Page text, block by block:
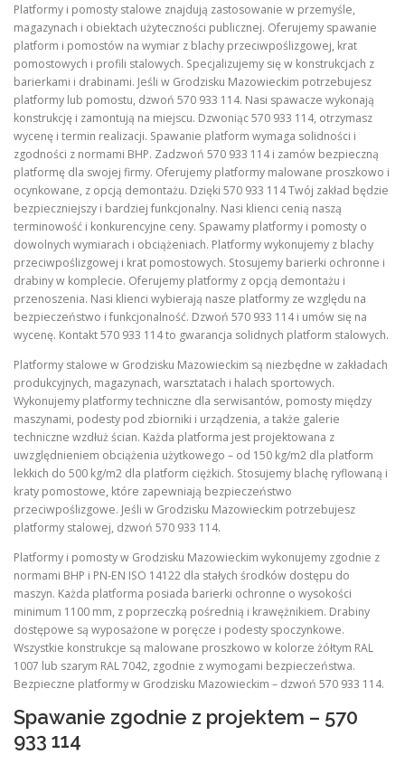
Platformy i pomosty stalowe znajdują zastosowanie w przemyśle,
magazynach i obiektach użyteczności publicznej. Oferujemy spawanie
platform i pomostów na wymiar z blachy przeciwpoślizgowej, krat
pomostowych i profili stalowych. Specjalizujemy się w konstrukcjach z
barierkami i drabinami. Jeśli w Grodzisku Mazowieckim potrzebujesz
platformy lub pomostu, dzwoń 570 933 114. Nasi spawacze wykonają
konstrukcję i zamontują na miejscu. Dzwoniąc 570 933 114, otrzymasz
wycenę i termin realizacji. Spawanie platform wymaga solidności i
zgodności z normami BHP. Zadzwoń 570 933 114 i zamów bezpieczną
platformę dla swojej firmy. Oferujemy platformy malowane proszkowo i
ocynkowane, z opcją demontażu. Dzięki 570 933 114 Twój zakład będzie
bezpieczniejszy i bardziej funkcjonalny. Nasi klienci cenią naszą
terminowość i konkurencyjne ceny. Spawamy platformy i pomosty o
dowolnych wymiarach i obciążeniach. Platformy wykonujemy z blachy
przeciwpoślizgowej i krat pomostowych. Stosujemy barierki ochronne i
drabiny w komplecie. Oferujemy platformy z opcją demontażu i
przenoszenia. Nasi klienci wybierają nasze platformy ze względu na
bezpieczeństwo i funkcjonalność. Dzwoń 570 933 114 i umów się na
wycenę. Kontakt 570 933 114 to gwarancja solidnych platform stalowych.
Platformy stalowe w Grodzisku Mazowieckim są niezbędne w zakładach
produkcyjnych, magazynach, warsztatach i halach sportowych.
Wykonujemy platformy techniczne dla serwisantów, pomosty między
maszynami, podesty pod zbiorniki i urządzenia, a także galerie
techniczne wzdłuż ścian. Każda platforma jest projektowana z
uwzględnieniem obciążenia użytkowego – od 150 kg/m2 dla platform
lekkich do 500 kg/m2 dla platform ciężkich. Stosujemy blachę ryflowaną i
kraty pomostowe, które zapewniają bezpieczeństwo
przeciwpoślizgowe. Jeśli w Grodzisku Mazowieckim potrzebujesz
platformy stalowej, dzwoń 570 933 114.
Platformy i pomosty w Grodzisku Mazowieckim wykonujemy zgodnie z
normami BHP i PN-EN ISO 14122 dla stałych środków dostępu do
maszyn. Każda platforma posiada barierki ochronne o wysokości
minimum 1100 mm, z poprzeczką pośrednią i krawężnikiem. Drabiny
dostępowe są wyposażone w poręcze i podesty spoczynkowe.
Wszystkie konstrukcje są malowane proszkowo w kolorze żółtym RAL
1007 lub szarym RAL 7042, zgodnie z wymogami bezpieczeństwa.
Bezpieczne platformy w Grodzisku Mazowieckim – dzwoń 570 933 114.
Spawanie zgodnie z projektem – 570
933 114